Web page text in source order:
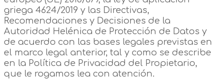
griega 4624/2019 y las Directivas,
Recomendaciones y Decisiones de la
Autoridad Helénica de Protección de Datos y
de acuerdo con las bases legales previstas en
el marco legal anterior, tal y como se describe
en la Política de Privacidad del Propietario,
que le rogamos lea con atención.